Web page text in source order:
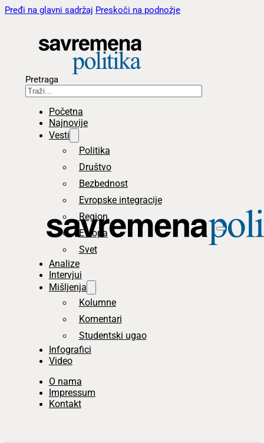
Pređi na glavni sadržaj Preskoči na podnožje
Pretraga
Početna
Najnovije
Vesti
Politika
Društvo
Bezbednost
Evropske integracije
Region
Evropa
Svet
Analize
Intervjui
Mišljenja
Kolumne
Komentari
Studentski ugao
Infografici
Video
O nama
Impressum
Kontakt